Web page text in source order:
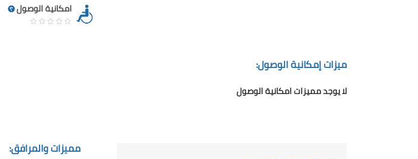
امكانية الوصول
ميزات إمكانية الوصول:
لا يوجد مميزات امكانية الوصول
مميزات والمرافق: